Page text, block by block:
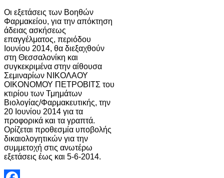
Oι εξετάσεις των Βοηθών
Φαρμακείου, για την απόκτηση
άδειας ασκήσεως
επαγγέλματος, περιόδου
Ιουνίου 2014, θα διεξαχθούν
στη Θεσσαλονίκη και
συγκεκριμένα στην αίθουσα
Σεμιναρίων ΝΙΚΟΛΑΟΥ
ΟΙΚΟΝΟΜΟΥ ΠΕΤΡΟΒΙΤΣ του
κτιρίου των Τμημάτων
Βιολογίας/Φαρμακευτικής, την
20 Ιουνίου 2014 για τα
προφορικά και τα γραπτά.
Ορίζεται προθεσμία υποβολής
δικαιολογητικών για την
συμμετοχή στις ανωτέρω
εξετάσεις έως και 5-6-2014.